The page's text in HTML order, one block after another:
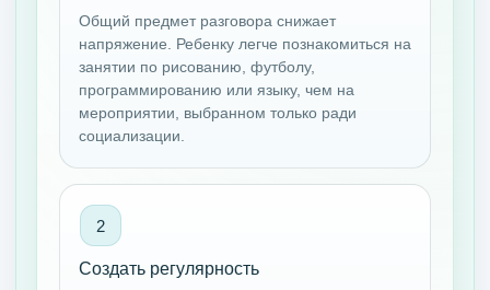
Общий предмет разговора снижает
напряжение. Ребенку легче познакомиться на
занятии по рисованию, футболу,
программированию или языку, чем на
мероприятии, выбранном только ради
социализации.
Создать регулярность